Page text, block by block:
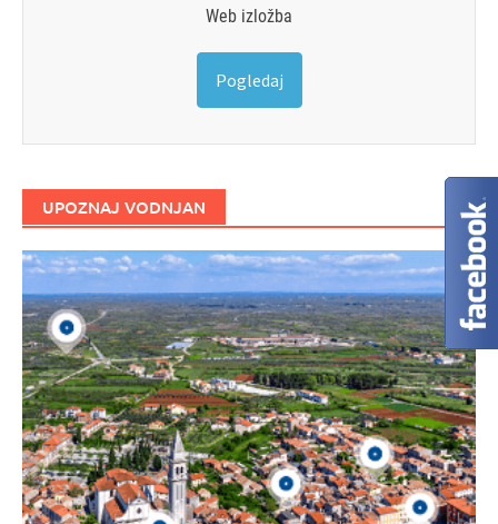
Web izložba
Pogledaj
UPOZNAJ VODNJAN